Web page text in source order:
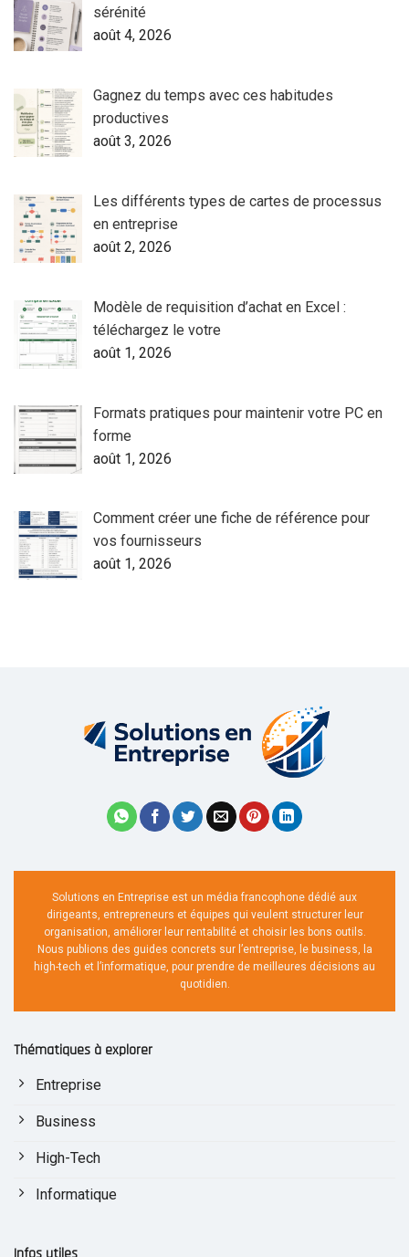
sérénité
août 4, 2026
Gagnez du temps avec ces habitudes
productives
août 3, 2026
Les différents types de cartes de processus
en entreprise
août 2, 2026
Modèle de requisition d’achat en Excel :
téléchargez le votre
août 1, 2026
Formats pratiques pour maintenir votre PC en
forme
août 1, 2026
Comment créer une fiche de référence pour
vos fournisseurs
août 1, 2026
Solutions en Entreprise est un média francophone dédié aux
dirigeants, entrepreneurs et équipes qui veulent structurer leur
organisation, améliorer leur rentabilité et choisir les bons outils.
Nous publions des guides concrets sur l’entreprise, le business, la
high-tech et l’informatique, pour prendre de meilleures décisions au
quotidien.
Thématiques à explorer
Entreprise
Business
High-Tech
Informatique